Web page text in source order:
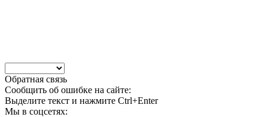
Обратная связь
Сообщить об ошибке на сайте:
Выделите текст и нажмите Ctrl+Enter
Мы в соцсетях: